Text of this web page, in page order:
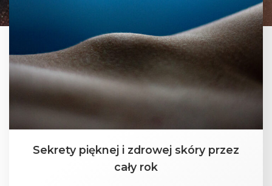
Sekrety pięknej i zdrowej skóry przez
cały rok